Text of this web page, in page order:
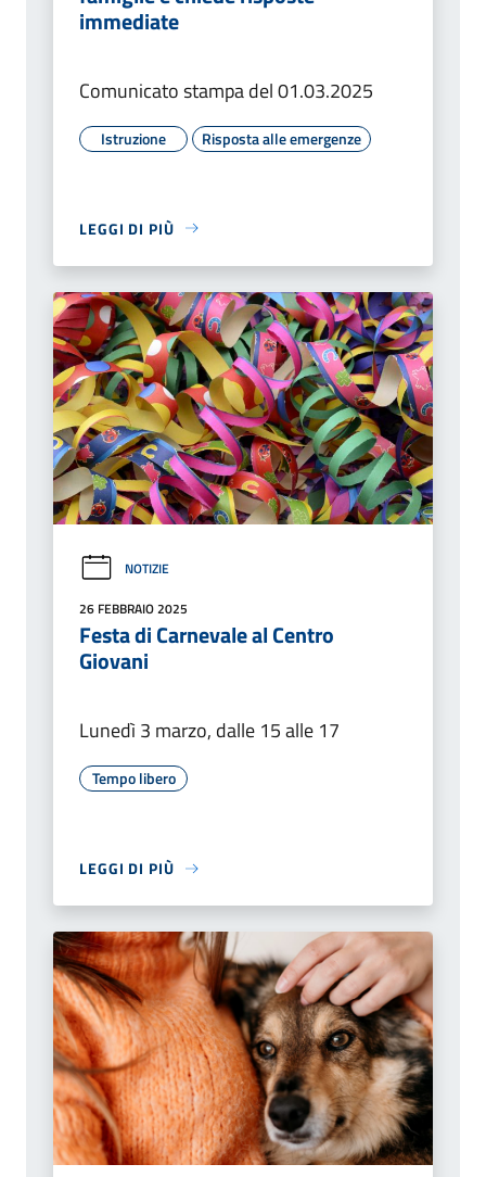
immediate
Comunicato stampa del 01.03.2025
Istruzione Risposta alle emergenze
LEGGI DI PIÙ
NOTIZIE
26 FEBBRAIO 2025
Festa di Carnevale al Centro
Giovani
Lunedì 3 marzo, dalle 15 alle 17
Tempo libero
LEGGI DI PIÙ